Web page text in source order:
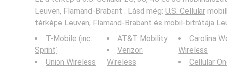
Leuven, Flamand-Brabant . Lásd még: U.S. Cellular
térképe Leuven, Flamand-Brabant és mobil-bitrátája
T-Mobile (inc.
Sprint)
Union Wireless
AT&T Mobility
Verizon
Wireless
Carolina
Wireless
Cellular